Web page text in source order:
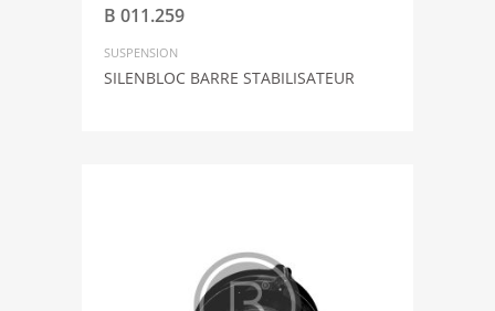
B 011.259
SUSPENSION
SILENBLOC BARRE STABILISATEUR